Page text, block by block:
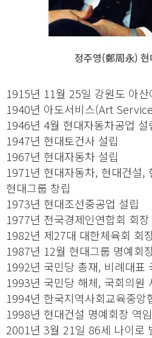
정주영(鄭周永) 현
1915년 11월 25일 강원도 아산
1940년 아도서비스(Art
1946년 4월 현대자동차공업 설
1947년 현대토건사 설립
1967년 현대자동차 설립
1971년 현대자동차, 현대건설,
현대그룹 창립
1973년 현대조선중공업 설립
1977년 전국경제인연합회 회장
1982년 제27대 대한체육회 회
1987년 12월 현대그룹 명예회
1992년 국민당 총재, 비례대표
1993년 국민당 해체, 국회의원
1994년 한국지역사회교육중앙
1998년 현대건설 명예회장 역임
2001년 3월 21일 86세 나이로